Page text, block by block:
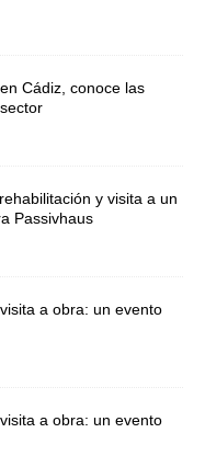
Cádiz, conoce las
y visita a un
Passivhaus
a obra: un evento
a obra: un evento